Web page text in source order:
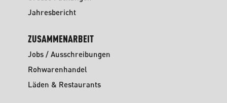
Jahresbericht
ZUSAMMENARBEIT
Jobs / Ausschreibungen
Rohwarenhandel
Läden & Restaurants